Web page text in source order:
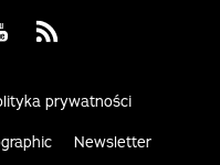
Instagram
us on Youtube
Visit us on Rss
prywatności
Newsletter